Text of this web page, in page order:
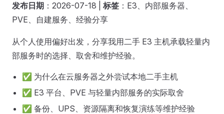
发布日期 ：2026-07-18 | 标签 ：E3、内部服务器、
PVE、自建服务、经验分享
从个人使用偏好出发，分享我用二手 E3 主机承载轻量内
部服务时的选择、取舍和维护经验。
✅ 为什么在云服务器之外尝试本地二手主机
✅ E3 平台、PVE 与轻量内部服务的实际取舍
✅ 备份、UPS、资源隔离和恢复演练等维护经验